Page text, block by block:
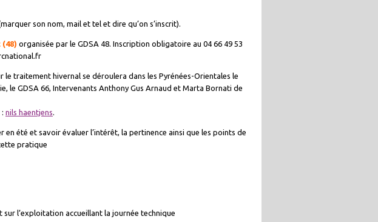
son nom, mail et tel et dire qu’on s’inscrit).
organisée par le GDSA 48. Inscription obligatoire au 04 66 49 53
le traitement hivernal se déroulera dans les Pyrénées-Orientales le
le GDSA 66, Intervenants Anthony Gus Arnaud et Marta Bornati de
nils haentjens.
été et savoir évaluer l’intérêt, la pertinence ainsi que les points de
pratique
sur l’exploitation accueillant la journée technique